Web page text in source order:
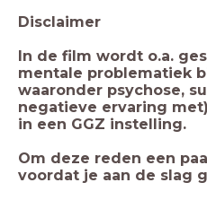
Disclaimer
In de film wordt o.a.
mentale problematiek
waaronder psychose,
negatieve ervaring
in een GGZ instelling.
Om deze reden een
voordat je aan de slag